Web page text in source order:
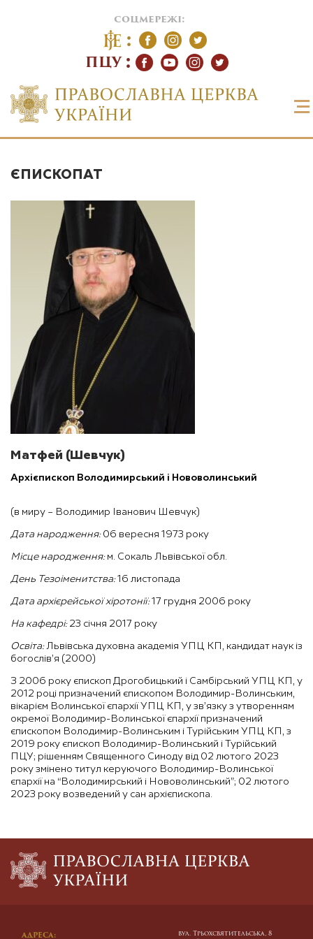
соцмережі:
ПЦУ
ЄПИСКОПАТ
Матфей (Шевчук)
Архієпископ Володимирський і Нововолинський
(в миру – Володимир Іванович Шевчук)
Дата народження:06 вересня 1973 року
Місце народження:м. Сокаль Львівської обл.
День Тезоіменитства:16 листопада
Дата архієрейської хіротонії:17 грудня 2006 року
На кафедрі:23 січня 2017 року
Освіта:Львівська духовна академія УПЦ КП, кандидат наук із
богослів’я (2000)
З 2006 року єпископ Дрогобицький і Самбірський УПЦ КП, у
2012 році призначений єпископом Володимир-Волинським,
вікарієм Волинської єпархії УПЦ КП, у зв’язку з утворенням
окремої Володимир-Волинської єпархії призначений
єпископом Володимир-Волинським і Турійським УПЦ КП, з
2019 року єпископ Володимир-Волинський і Турійський
ПЦУ; рішенням Священного Синоду від 02 лютого 2023
року змінено титул керуючого Володимир-Волинської
єпархії на “Володимирський і Нововолинський”; 02 лютого
2023 року возведений у сан архієпископа.
АДРЕСА: вул. Трьохсвятительська, 8